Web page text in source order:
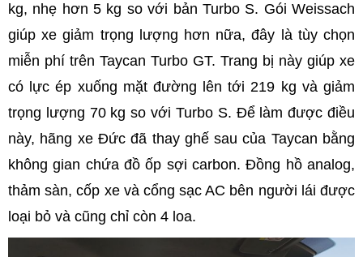
kg, nhẹ hơn 5 kg so với bản Turbo S. Gói Weissach
giúp xe giảm trọng lượng hơn nữa, đây là tùy chọn
miễn phí trên Taycan Turbo GT. Trang bị này giúp xe
có lực ép xuống mặt đường lên tới 219 kg và giảm
trọng lượng 70 kg so với Turbo S. Để làm được điều
này, hãng xe Đức đã thay ghế sau của Taycan bằng
không gian chứa đồ ốp sợi carbon. Đồng hồ analog,
thảm sàn, cốp xe và cổng sạc AC bên người lái được
loại bỏ và cũng chỉ còn 4 loa.